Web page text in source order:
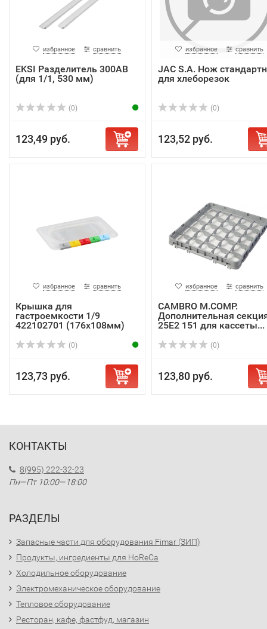
избранное сравнить
EKSI Разделитель 300AB
(для 1/1, 530 мм)
(0)
123,49 руб.
избранное сравнить
JAC S.A. Нож
для хлеборезок
(0)
123,52 руб.
избранное сравнить
Крышка для
гастроемкости 1/9
422102701 (176х108мм)
(0)
123,73 руб.
избранное сравнить
CAMBRO M.COMP.
Дополнительная
25E2 151 для кассеты...
(0)
123,80 руб.
КОНТАКТЫ
8(995) 222-32-23
Пн—Пт 10:00—18:00
РАЗДЕЛЫ
Запасные части для оборудования Fimar (ЗИП)
Продукты, ингредиенты для HoReCa
Холодильное оборудование
Электромеханическое оборудование
Тепловое оборудование
Ресторан, кафе, фастфуд, магазин